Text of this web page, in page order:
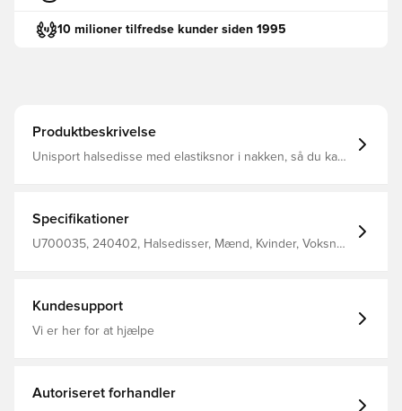
10 milioner tilfredse kunder siden 1995
Produktbeskrivelse
Unisport halsedisse med elastiksnor i nakken, så du kan
Specifikationer
U700035, 240402, Halsedisser, Mænd, Kvinder, Voksne,
Kundesupport
Vi er her for at hjælpe
Autoriseret forhandler